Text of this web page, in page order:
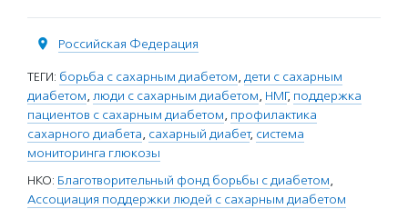
Российская Федерация
ТЕГИ: борьба с сахарным диабетом, дети с сахарным
диабетом, люди с сахарным диабетом, НМГ, поддержка
пациентов с сахарным диабетом, профилактика
сахарного диабета, сахарный диабет, система
мониторинга глюкозы
НКО: Благотворительный фонд борьбы с диабетом,
Ассоциация поддержки людей с сахарным диабетом